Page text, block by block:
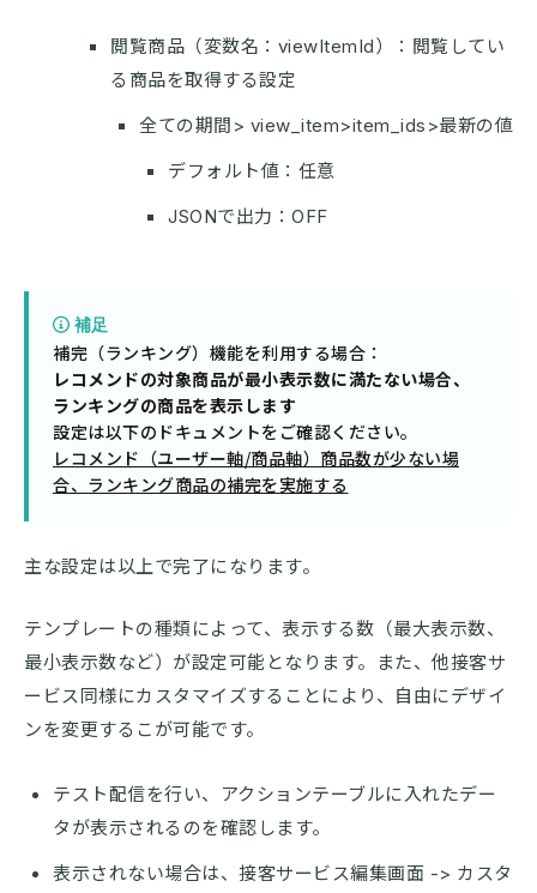
閲覧商品（変数名：viewItemId）：閲覧してい
る商品を取得する設定
全ての期間> view_item>item_ids>最新の値
デフォルト値：任意
JSONで出力：OFF
補足
レコメンドの対象商品が最小表示数に満たない場合、
ランキングの商品を表示します
レコメンド（ユーザー軸/商品軸）商品数が少ない場
合、ランキング商品の補完を実施する
主な設定は以上で完了になります。
テンプレートの種類によって、表示する数（最大表示数、
最小表示数など）が設定可能となります。また、他接客サ
ービス同様にカスタマイズすることにより、自由にデザイ
ンを変更するこが可能です。
テスト配信を行い、アクションテーブルに入れたデー
タが表示されるのを確認します。
表示されない場合は、接客サービス編集画面 -> カスタ